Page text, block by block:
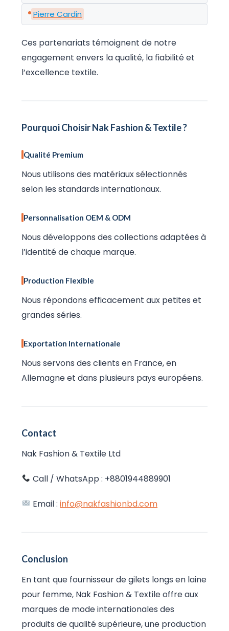
Pierre Cardin
Ces partenariats témoignent de notre
engagement envers la qualité, la fiabilité et
l’excellence textile.
Pourquoi Choisir Nak Fashion & Textile ?
Qualité Premium
Nous utilisons des matériaux sélectionnés
selon les standards internationaux.
Personnalisation OEM & ODM
Nous développons des collections adaptées à
l’identité de chaque marque.
Production Flexible
Nous répondons efficacement aux petites et
grandes séries.
Exportation Internationale
Nous servons des clients en France, en
Allemagne et dans plusieurs pays européens.
Contact
Nak Fashion & Textile Ltd
Call / WhatsApp : +8801944889901
Email :info@nakfashionbd.com
Conclusion
En tant que fournisseur de gilets longs en laine
pour femme, Nak Fashion & Textile offre aux
marques de mode internationales des
produits de qualité supérieure, une production